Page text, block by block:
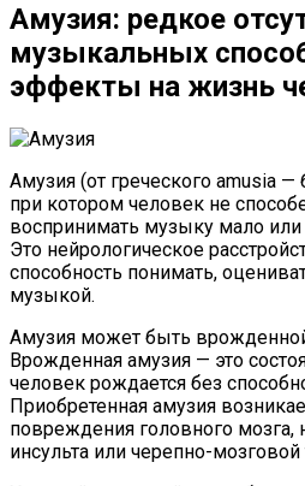
Амузия: редкое
музыкальных
эффекты на жизнь
Амузия (от греческого amusia —
при котором человек не
воспринимать музыку мало или
Это нейрологическое
способность понимать,
музыкой.
Амузия может быть
Врожденная амузия — это
человек рождается без
Приобретенная амузия
повреждения головного мозга,
инсульта или черепно-